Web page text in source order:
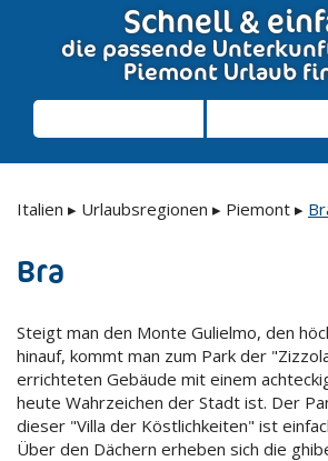
Schnell &
die passende
Piemont Urlaub
Italien ▸ Urlaubsregionen ▸ Piemont ▸
Bra
Steigt man den Monte Gulielmo, den
hinauf, kommt man zum Park der
errichteten Gebäude mit einem
heute Wahrzeichen der Stadt ist. Der
dieser "Villa der Köstlichkeiten" ist
Über den Dächern erheben sich die